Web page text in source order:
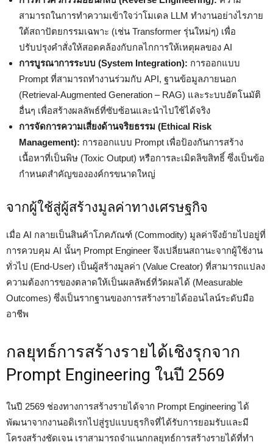
สามารถในการทำความเข้าใจว่าโมเดล LLM ทำงานอย่างไรภาย
ใต้สถาปัตยกรรมเฉพาะ (เช่น Transformer รุ่นใหม่ๆ) เพื่อ
ปรับปรุงคำสั่งให้สอดคล้องกับกลไกการให้เหตุผลของ AI
การบูรณาการระบบ (System Integration): การออกแบบ
Prompt ที่สามารถทำงานร่วมกับ API, ฐานข้อมูลภายนอก
(Retrieval-Augmented Generation – RAG) และระบบอัตโนมัติ
อื่นๆ เพื่อสร้างผลลัพธ์ที่ซับซ้อนและนำไปใช้ได้จริง
การจัดการความเสี่ยงด้านจริยธรรม (Ethical Risk
Management): การออกแบบ Prompt เพื่อป้องกันการสร้าง
เนื้อหาที่เป็นพิษ (Toxic Output) หรือการละเมิดลิขสิทธิ์ ซึ่งเป็นข้อ
กำหนดสำคัญขององค์กรขนาดใหญ่
จากผู้ใช้สู่ผู้สร้างมูลค่าทางเศรษฐกิจ
เมื่อ AI กลายเป็นสินค้าโภคภัณฑ์ (Commodity) มูลค่าจึงย้ายไปอยู่ที่
การควบคุม AI นั้นๆ Prompt Engineer จึงเปลี่ยนสถานะจากผู้ใช้งาน
ทั่วไป (End-User) เป็นผู้สร้างมูลค่า (Value Creator) ที่สามารถแปลง
ความต้องการของตลาดให้เป็นผลลัพธ์ที่วัดผลได้ (Measurable
Outcomes) ซึ่งเป็นรากฐานของการสร้างรายได้ออนไลน์ระดับมือ
อาชีพ
กลยุทธ์การสร้างรายได้เชิงรุกจาก
Prompt Engineering ในปี 2569
ในปี 2569 ช่องทางการสร้างรายได้จาก Prompt Engineering ได้
พัฒนาจากงานอดิเรกไปสู่รูปแบบธุรกิจที่ได้รับการยอมรับและมี
โครงสร้างชัดเจน เราสามารถจำแนกกลยุทธ์การสร้างรายได้ที่ทำ